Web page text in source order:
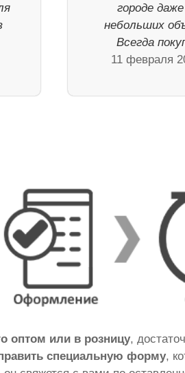
городе
небольших
Всегда
11 февраля
оптом или в розницу,
специальную форму,